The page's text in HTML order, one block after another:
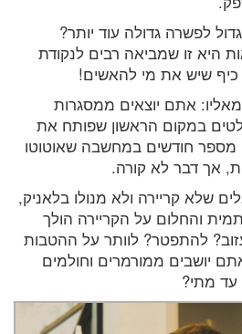
לפשרה גדולה עוד יותר?
היא זו שמביאה רבים לנקודת
שיש את מי להאשים!
אתם יוצאים ממסגרות
במקום הראשון שפותח את
מספר חודשים במחשבה שאוטוטו
אך דבר לא קורה.
שלא קריירה ולא מנולו בלאניק,
והחלום על הקריירה הולך
להתפטר? לוותר על ההטבות
יושבים ממורמרים וחולמים
עד מתי?